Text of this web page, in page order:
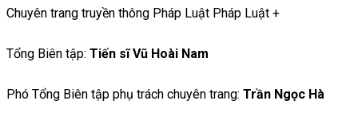
Chuyên trang truyền thông Pháp Luật Pháp Luật +
Tổng Biên tập: Tiến sĩ Vũ Hoài Nam
Phó Tổng Biên tập phụ trách chuyên trang: Trần Ngọc Hà